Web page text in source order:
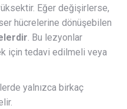
Eğer değişirlerse,
hücrelerine dönüşebilen
. Bu lezyonlar
için tedavi edilmeli veya
yalnızca birkaç